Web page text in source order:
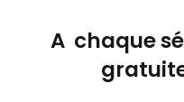
A chaque